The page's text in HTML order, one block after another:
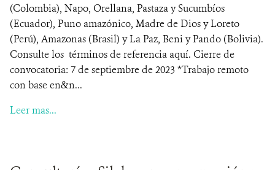
(Colombia), Napo, Orellana, Pastaza y Sucumbíos
(Ecuador), Puno amazónico, Madre de Dios y Loreto
(Perú), Amazonas (Brasil) y La Paz, Beni y Pando (Bolivia).
Consulte los términos de referencia aquí. Cierre de
convocatoria: 7 de septiembre de 2023 *Trabajo remoto
con base en&n...
Leer mas...